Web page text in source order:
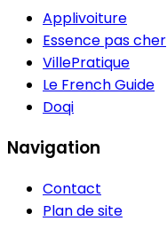
Applivoiture
Essence pas cher
VillePratique
Le French Guide
Doqi
Navigation
Contact
Plan de site